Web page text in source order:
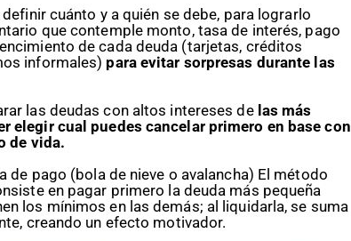
cuánto y a quién se debe, para lograrlo
que contemple monto, tasa de interés, pago
de cada deuda (tarjetas, créditos
informales) para evitar sorpresas durante las
las deudas con altos intereses de las más
elegir cual puedes cancelar primero en base con
de vida.
de pago (bola de nieve o avalancha) El método
en pagar primero la deuda más pequeña
los mínimos en las demás; al liquidarla, se suma
creando un efecto motivador.